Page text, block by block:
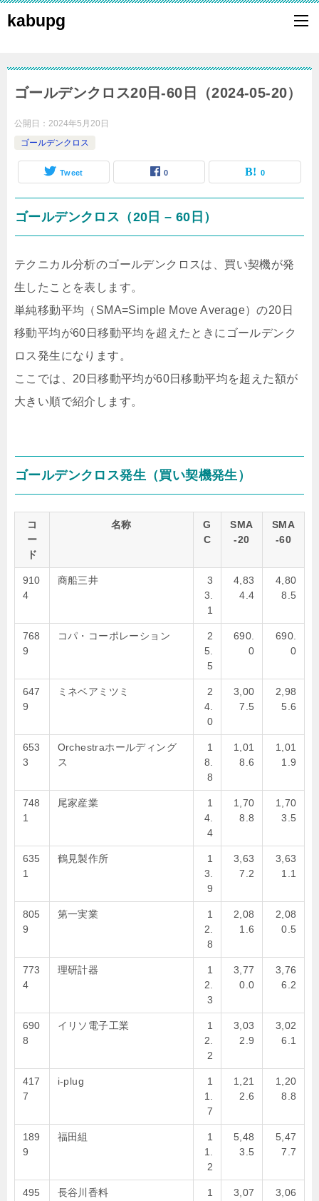
kabupg
ゴールデンクロス20日-60日（2024-05-20）
公開日： 2024年5月20日
ゴールデンクロス
Tweet 0 0
ゴールデンクロス（20日 – 60日）
テクニカル分析のゴールデンクロスは、買い契機が発
生したことを表します。
単純移動平均（SMA=Simple Move Average）の20日
移動平均が60日移動平均を超えたときにゴールデンク
ロス発生になります。
ここでは、20日移動平均が60日移動平均を超えた額が
大きい順で紹介します。
ゴールデンクロス発生（買い契機発生）
コ
ー
ド
名称
G
C
SMA
-20
SMA
-60
910
4
商船三井
3
3.
1
4,83
4.4
4,80
8.5
768
9
コパ・コーポレーション
2
5.
5
690.
0
690.
0
647
9
ミネベアミツミ
2
4.
0
3,00
7.5
2,98
5.6
653
3
Orchestraホールディング
ス
1
8.
8
1,01
8.6
1,01
1.9
748
1
尾家産業
1
4.
4
1,70
8.8
1,70
3.5
635
1
鶴見製作所
1
3.
9
3,63
7.2
3,63
1.1
805
9
第一実業
1
2.
8
2,08
1.6
2,08
0.5
773
4
理研計器
1
2.
3
3,77
0.0
3,76
6.2
690
8
イリソ電子工業
1
2.
2
3,03
2.9
3,02
6.1
417
7
i-plug
1
1.
7
1,21
2.6
1,20
8.8
189
9
福田組
1
1.
2
5,48
3.5
5,47
7.7
495
長谷川香料
1
3,07
3,06